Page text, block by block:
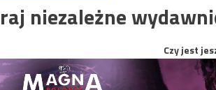
niezależne
Czy jest